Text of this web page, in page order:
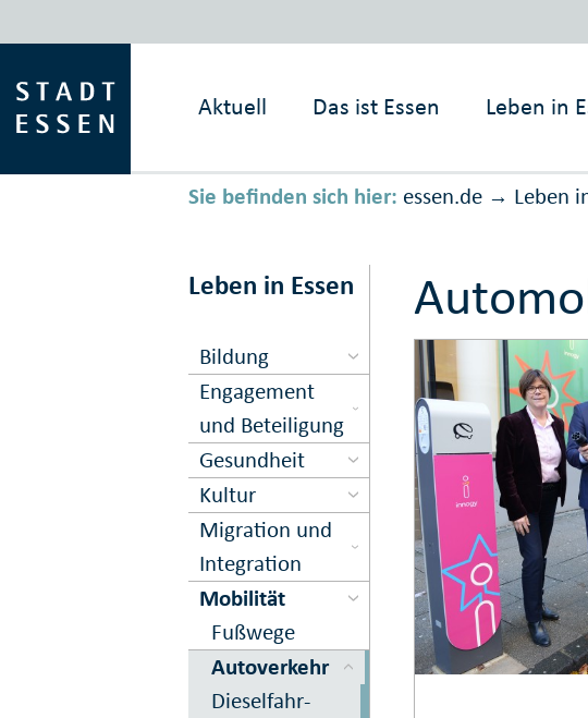
Aktuell Das ist Essen Leben in
Sie befinden sich hier: essen.de → Leben
Leben in Essen
Bildung
Engagement
und Beteiligung
Gesundheit
Kultur
Migration und
Inte­gration
Mobilität
Fuß­wege
Auto­verkehr
Dieselfahr­